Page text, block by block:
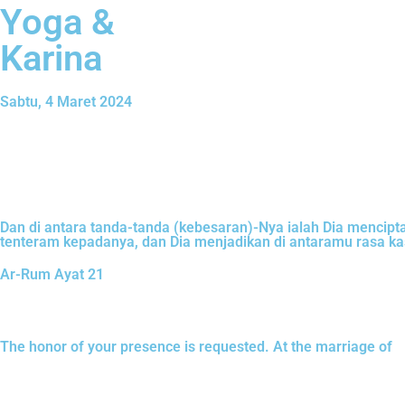
Yoga &
Karina
Sabtu, 4 Maret 2024
Dan di antara tanda-tanda (kebesaran)-Nya ialah Dia
tenteram kepadanya, dan Dia menjadikan di antaramu rasa
Ar-Rum Ayat 21
The honor of your presence is requested. At the marriage of